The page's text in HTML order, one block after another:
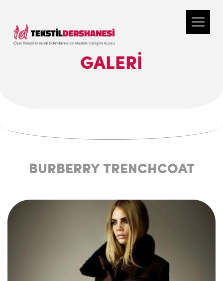
GALERI
BURBERRY TRENCHCOAT